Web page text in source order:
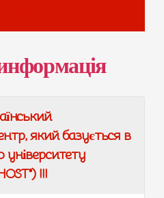
який базується в
університету
!!!